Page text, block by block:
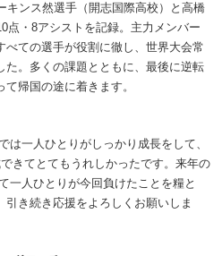
キンス然選手（開志国際高校）と高橋
点・8アシストを記録。主力メンバー
べての選手が役割に徹し、世界大会常
た。多くの課題とともに、最後に逆転
帰国の途に着きます。
は一人ひとりがしっかり成長をして、
きてとてもうれしかったです。来年の
一人ひとりが今回負けたことを糧と
き続き応援をよろしくお願いしま